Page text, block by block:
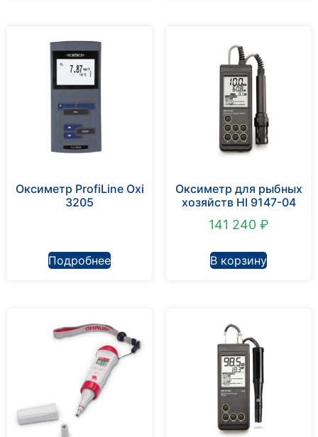
Оксиметр ProfiLine Oxi
3205
Подробнее
Оксиметр для рыбных
хозяйств HI 9147-04
141 240 ₽
В корзину